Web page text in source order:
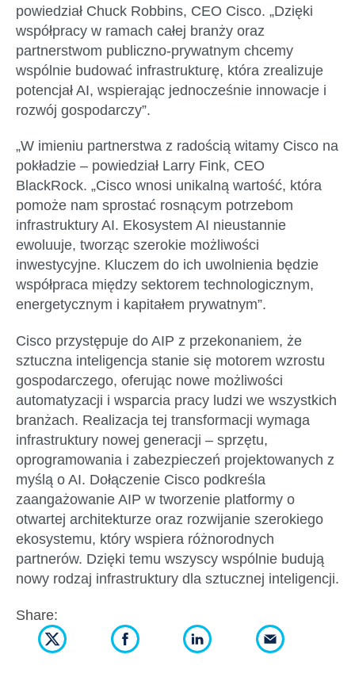
powiedział Chuck Robbins, CEO Cisco. „Dzięki
współpracy w ramach całej branży oraz
partnerstwom publiczno-prywatnym chcemy
wspólnie budować infrastrukturę, która zrealizuje
potencjał AI, wspierając jednocześnie innowacje i
rozwój gospodarczy”.
„W imieniu partnerstwa z radością witamy Cisco na
pokładzie – powiedział Larry Fink, CEO
BlackRock. „Cisco wnosi unikalną wartość, która
pomoże nam sprostać rosnącym potrzebom
infrastruktury AI. Ekosystem AI nieustannie
ewoluuje, tworząc szerokie możliwości
inwestycyjne. Kluczem do ich uwolnienia będzie
współpraca między sektorem technologicznym,
energetycznym i kapitałem prywatnym”.
Cisco przystępuje do AIP z przekonaniem, że
sztuczna inteligencja stanie się motorem wzrostu
gospodarczego, oferując nowe możliwości
automatyzacji i wsparcia pracy ludzi we wszystkich
branżach. Realizacja tej transformacji wymaga
infrastruktury nowej generacji – sprzętu,
oprogramowania i zabezpieczeń projektowanych z
myślą o AI. Dołączenie Cisco podkreśla
zaangażowanie AIP w tworzenie platformy o
otwartej architekturze oraz rozwijanie szerokiego
ekosystemu, który wspiera różnorodnych
partnerów. Dzięki temu wszyscy wspólnie budują
nowy rodzaj infrastruktury dla sztucznej inteligencji.
Share: